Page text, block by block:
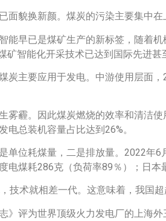
面貌换新颜。煤炭的污染主要集中在
能早已是煤矿生产的新标签，随着
矿智能化开采技术已达到国际先进甚
炭主要应用于发电。中游使用层面
雾霾。因此煤炭燃烧的效率和清洁
电总装机容量占比达到26%。
单位耗煤量，二是排放量。2022年
电煤耗286克（负荷率89％）；日本
技术就相差一代。这意味着，我国
》评为世界顶级火力发电厂的上海